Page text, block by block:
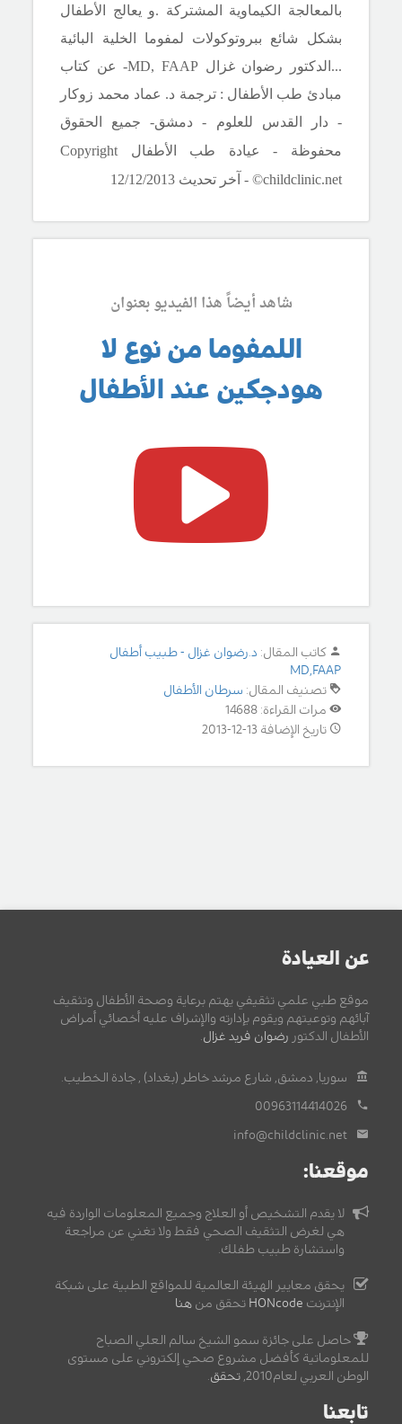
بالمعالجة الكيماوية المشتركة .و يعالج الأطفال
بشكل شائع ببروتوكولات لمفوما الخلية البائية
.
..الدكتور رضوان غزال
- عن كتاب
مبادئ طب الأطفال : ترجمة د. عماد محمد زوكار
- دار القدس للعلوم - دمشق- جميع الحقوق
محفوظة - عيادة طب الأطفالCopyright
©childclinic.net - آخر تحديث 12/12/2013
شاهد أيضاً هذا الفيديو بعنوان
اللمفوما من نوع لا
هودجكين عند الأطفال
كاتب المقال: د.رضوان غزال - طبيب أطفال
MD,FAAP
تصنيف المقال: سرطان الأطفال
مرات القراءة: 14688
تاريخ الإضافة 13-12-2013
عن العيادة
موقع طبي علمي تثقيفي يهتم برعاية وصحة الأطفال وتثقيف
آبائهم وتوعيتهم ويقوم بإدارته والإشراف عليه أخصائي أمراض
الأطفال الدكتور رضوان فريد غزال.
سوريا, دمشق, شارع مرشد خاطر (بغداد) , جادة الخطيب.
00963114414026
info@childclinic.net
موقعنا:
لا يقدم التشخيص أو العلاج وجميع المعلومات الواردة فيه
هي لغرض التثقيف الصحي فقط ولا تغني عن مراجعة
واستشارة طبيب طفلك.
يحقق معايير الهيئة العالمية للمواقع الطبية على شبكة
الإنترنت HONcode تحقق من هنا
حاصل على جائزة سمو الشيخ سالم العلي الصباح
للمعلوماتية كأفضل مشروع صحي إلكتروني على مستوى
الوطن العربي لعام2010,
تحقق.
تابعنا